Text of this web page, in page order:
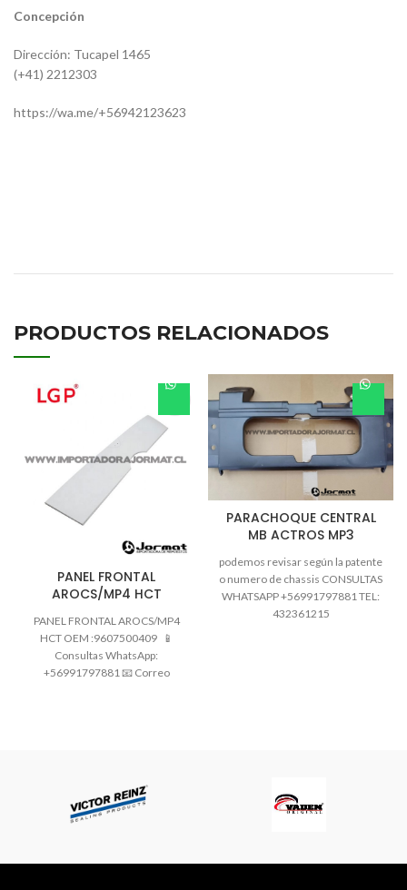
Concepción
Dirección: Tucapel 1465
(+41) 2212303
https://wa.me/+56942123623
PRODUCTOS RELACIONADOS
PANEL FRONTAL
AROCS/MP4 HCT
PANEL FRONTAL AROCS/MP4
HCT OEM :9607500409 📱
Consultas WhatsApp:
+56991797881 📧 Correo
PARACHOQUE CENTRAL
MB ACTROS MP3
podemos revisar según la patente
o numero de chassis CONSULTAS
WHATSAPP +56991797881 TEL:
432361215